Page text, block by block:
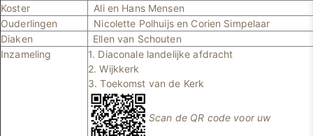
Koster
Ali en Hans Mensen
Ouderlingen
Nicolette Polhuijs en Corien Simpelaar
Diaken
Ellen van Schouten
Inzameling
1. Diaconale landelijke afdracht
2. Wijkkerk
3. Toekomst van de Kerk
Scan de QR code voor uw